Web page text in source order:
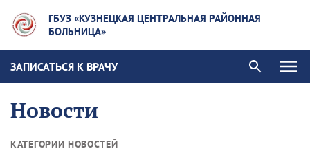
ГБУЗ «КУЗНЕЦКАЯ ЦЕНТРАЛЬНАЯ РАЙОННАЯ
БОЛЬНИЦА»
ЗАПИСАТЬСЯ К ВРАЧУ
Новости
КАТЕГОРИИ НОВОСТЕЙ